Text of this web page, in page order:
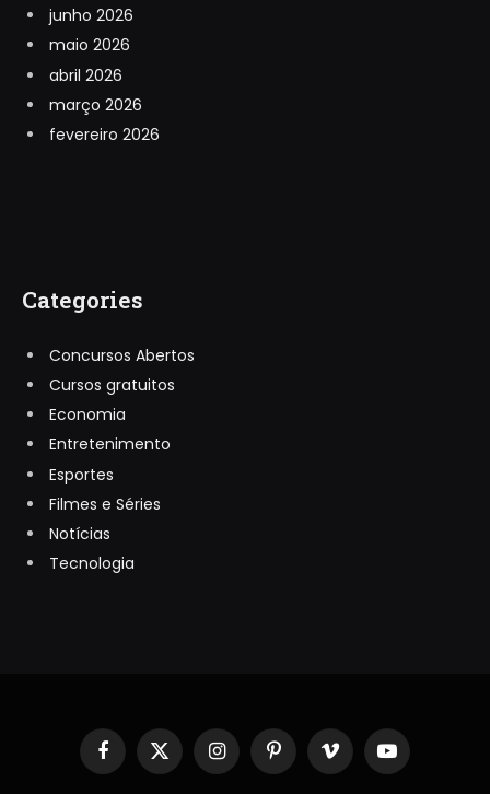
junho 2026
maio 2026
abril 2026
março 2026
fevereiro 2026
Categories
Concursos Abertos
Cursos gratuitos
Economia
Entretenimento
Esportes
Filmes e Séries
Notícias
Tecnologia
Facebook
X
(Twitter)
InstagramPinterestVimeo YouTube